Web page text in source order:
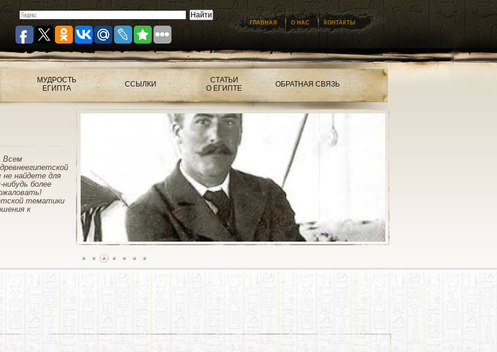
ГЛАВНАЯ О НАС КОНТАКТЫ
МУДРОСТЬ
ЕГИПТА
ССЫЛКИ
СТАТЬИ
О ЕГИПТЕ
ОБРАТНАЯ СВЯЗЬ
Всем
не найдете для
более
тематики
к
1 2 3 4 5 6 7